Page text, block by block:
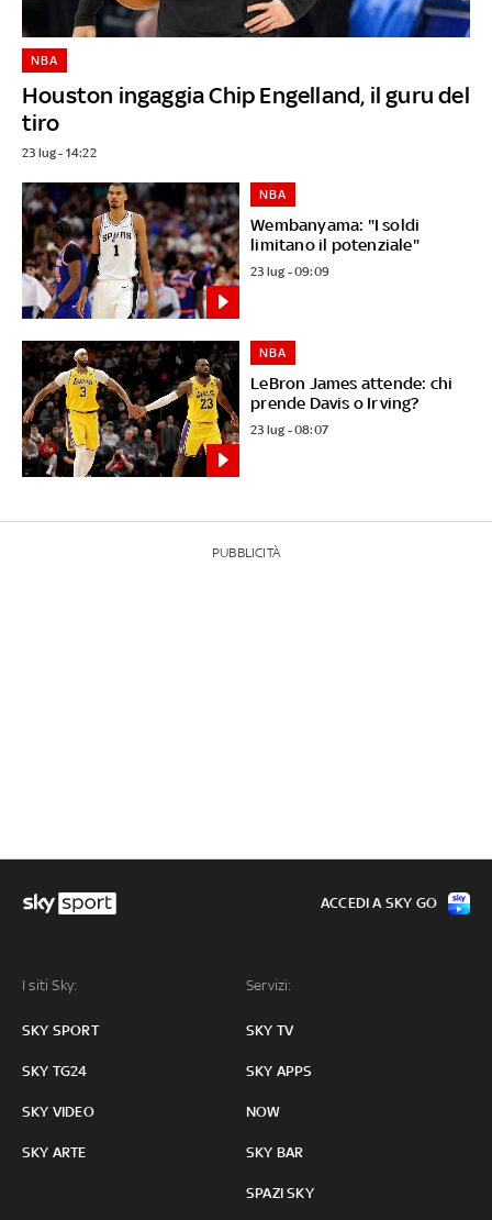
Houston ingaggia Chip Engelland, il guru del
tiro
NBA
23 lug - 14:22
Wembanyama: "I soldi
limitano il potenziale"
NBA
23 lug - 09:09
LeBron James attende: chi
prende Davis o Irving?
NBA
23 lug - 08:07
PUBBLICITÀ
I siti Sky:
SKY SPORT
SKY TG24
SKY VIDEO
SKY ARTE
Servizi:
SKY TV
SKY APPS
NOW
SKY BAR
SPAZI SKY
ACCEDI A SKY GO